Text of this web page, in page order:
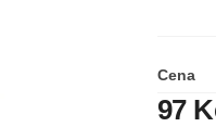
Cena
97